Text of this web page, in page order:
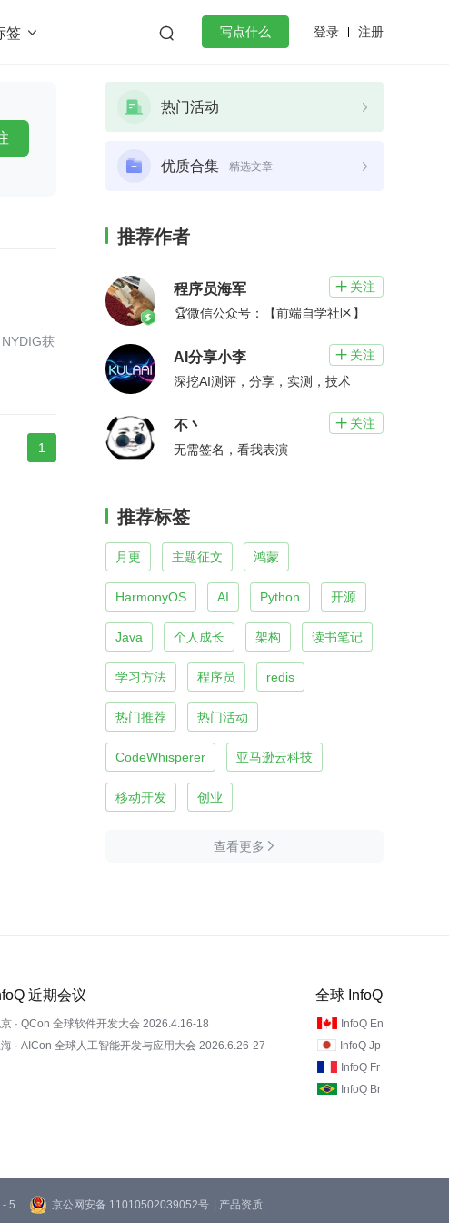
签   写点什么 登录 注册
获
1
热门活动
优质合集 精选文章
推荐作者
程序员海军  关注
🏆微信公众号：【前端自学社区】
AI分享小李  关注
深挖AI测评，分享，实测，技术
不丶  关注
无需签名，看我表演
推荐标签
月更 主题征文 鸿蒙
HarmonyOS AI Python 开源
Java 个人成长 架构 读书笔记
学习方法 程序员 redis
热门推荐 热门活动
CodeWhisperer 亚马逊云科技
移动开发 创业
查看更多 
近期会议
· QCon 全球软件开发大会 2026.4.16-18
· AICon 全球人工智能开发与应用大会 2026.6.26-27
全球 InfoQ
InfoQ En
InfoQ Jp
InfoQ Fr
InfoQ Br
5 京公网安备 11010502039052号 | 产品资质